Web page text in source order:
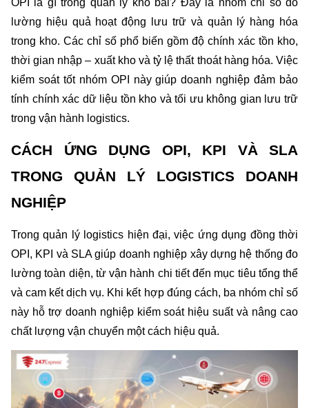
lường hiệu quả hoạt động lưu trữ và quản lý hàng hóa
trong kho. Các chỉ số phổ biến gồm độ chính xác tồn kho,
thời gian nhập – xuất kho và tỷ lệ thất thoát hàng hóa. Việc
kiểm soát tốt nhóm OPI này giúp doanh nghiệp đảm bảo
tính chính xác dữ liệu tồn kho và tối ưu không gian lưu trữ
trong vận hành logistics.
CÁCH ỨNG DỤNG OPI, KPI VÀ SLA
TRONG QUẢN LÝ LOGISTICS DOANH
NGHIỆP
Trong quản lý logistics hiện đại, việc ứng dụng đồng thời
OPI, KPI và SLA giúp doanh nghiệp xây dựng hệ thống đo
lường toàn diện, từ vận hành chi tiết đến mục tiêu tổng thể
và cam kết dịch vụ. Khi kết hợp đúng cách, ba nhóm chỉ số
này hỗ trợ doanh nghiệp kiểm soát hiệu suất và nâng cao
chất lượng vận chuyển một cách hiệu quả.